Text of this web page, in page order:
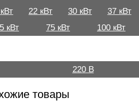
22 кВт 30 кВт
37 кВт
кВт
75 кВт 100 кВт
220 В
товары